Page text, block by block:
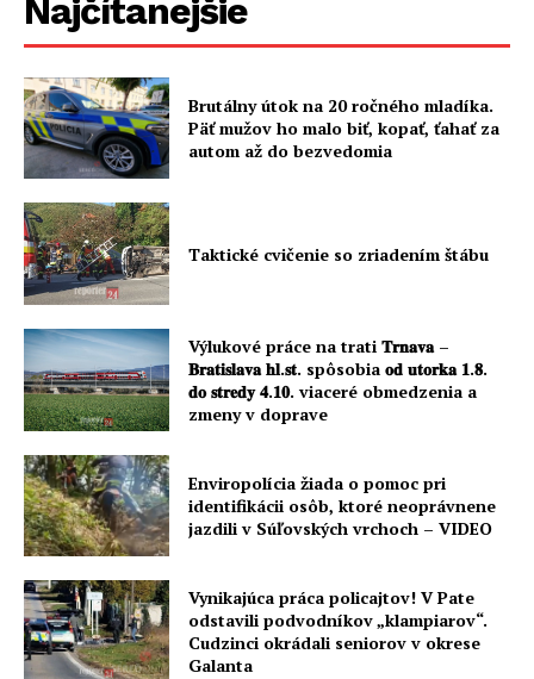
Najčítanejšie
Brutálny útok na 20 ročného mladíka.
Päť mužov ho malo biť, kopať, ťahať za
autom až do bezvedomia
Taktické cvičenie so zriadením štábu
Výlukové práce na trati 𝐓𝐫𝐧𝐚𝐯𝐚 –
𝐁𝐫𝐚𝐭𝐢𝐬𝐥𝐚𝐯𝐚 𝐡𝐥.𝐬𝐭. spôsobia 𝐨𝐝 𝐮𝐭𝐨𝐫𝐤𝐚 𝟏.𝟖.
𝐝𝐨 𝐬𝐭𝐫𝐞𝐝𝐲 𝟒.𝟏𝟎. viaceré obmedzenia a
zmeny v doprave
Enviropolícia žiada o pomoc pri
identifikácii osôb, ktoré neoprávnene
jazdili v Súľovských vrchoch – VIDEO
Vynikajúca práca policajtov! V Pate
odstavili podvodníkov „klampiarov“.
Cudzinci okrádali seniorov v okrese
Galanta